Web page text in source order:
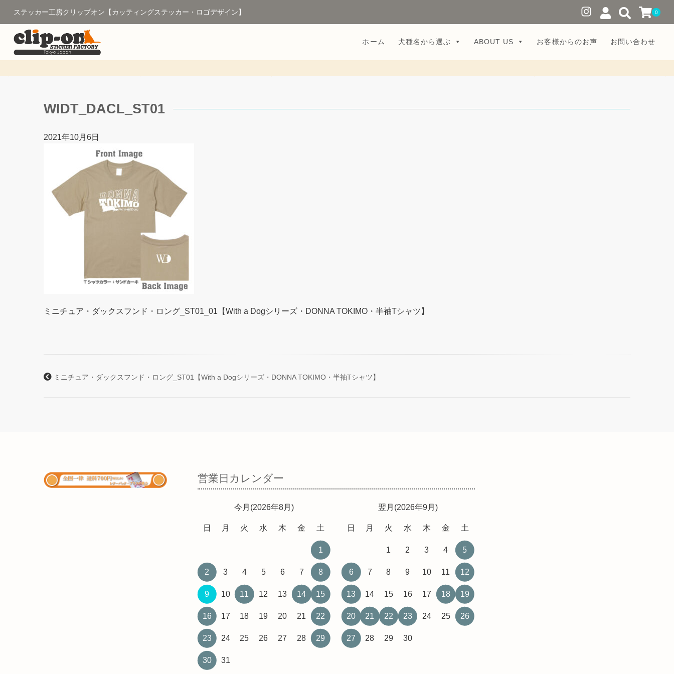
0
ホーム 犬種名から選ぶ ABOUT US お客様からのお声 お問い合わせ
ステッカー工房クリップオン【カッティングステッカー・ロゴデザイン】
WIDT_DACL_ST01
2021年10月6日
ミニチュア・ダックスフンド・ロング_ST01_01【With a Dogシリーズ・DONNA TOKIMO・半袖Tシャツ】
ミニチュア・ダックスフンド・ロング_ST01【With a Dogシリーズ・DONNA TOKIMO・半袖Tシャツ】
営業日カレンダー
今月(2026年8月)
日 月 火 水 木 金 土
1
2 3 4 5 6 7 8
9 10 11 12 13 14 15
16 17 18 19 20 21 22
23 24 25 26 27 28 29
30 31
翌月(2026年9月)
日 月 火 水 木 金 土
1 2 3 4 5
6 7 8 9 10 11 12
13 14 15 16 17 18 19
20 21 22 23 24 25 26
27 28 29 30